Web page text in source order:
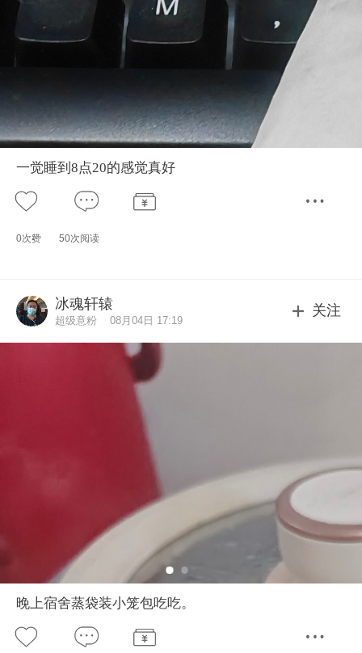
一觉睡到8点20的感觉真好
0次赞 50次阅读
冰魂轩辕
超级意粉 08月04日 17:19
关注
晚上宿舍蒸袋装小笼包吃吃。